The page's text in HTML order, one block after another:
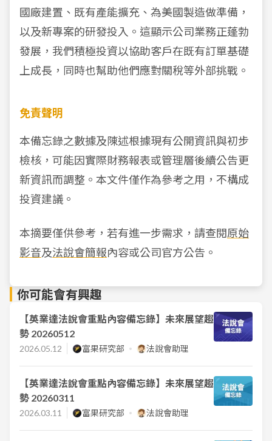
國廠建置、既有產能擴充、為美國製造做準備，
以及新專案的研發投入。這顯示公司業務正蓬勃
發展，我們積極投資以協助客戶在既有訂單基礎
上成長，同時也幫助他們應對關稅等外部挑戰。
免責聲明
本備忘錄之數據及陳述根據現有公開資訊與初步
檢核，可能因實際財務報表或管理層後續公告更
新資訊而調整。本文件僅作為參考之用，不構成
投資建議。
本摘要僅供參考，若有進一步需求，請查閱原始
影音及法說會簡報內容或公司官方公告。
你可能會有興趣
【英業達法說會重點內容備忘錄】未來展望趨
勢 20260512
2026.05.12 富果研究部 法說會助理
【英業達法說會重點內容備忘錄】未來展望趨
勢 20260311
2026.03.11 富果研究部 法說會助理